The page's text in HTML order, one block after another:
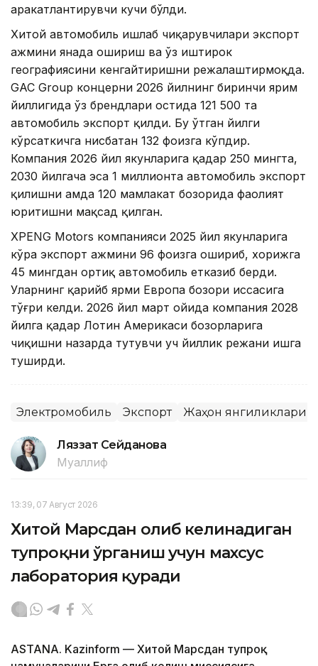
ҳаракатлантирувчи кучи бўлди.
Хитой автомобиль ишлаб чиқарувчилари экспорт
ҳажмини янада ошириш ва ўз иштирок
географиясини кенгайтиришни режалаштирмоқда.
GAC Group концерни 2026 йилнинг биринчи ярим
йиллигида ўз брендлари остида 121 500 та
автомобиль экспорт қилди. Бу ўтган йилги
кўрсаткичга нисбатан 132 фоизга кўпдир.
Компания 2026 йил якунларига қадар 250 мингта,
2030 йилгача эса 1 миллионта автомобиль экспорт
қилишни ҳамда 120 мамлакат бозорида фаолият
юритишни мақсад қилган.
XPENG Motors компанияси 2025 йил якунларига
кўра экспорт ҳажмини 96 фоизга ошириб, хорижга
45 мингдан ортиқ автомобиль етказиб берди.
Уларнинг қарийб ярми Европа бозори ҳиссасига
тўғри келди. 2026 йил март ойида компания 2028
йилга қадар Лотин Америкаси бозорларига
чиқишни назарда тутувчи уч йиллик режани ишга
туширди.
Электромобиль Экспорт Жаҳон янгиликлари
Ляззат Сейданова
Муаллиф
13:39, 07 Август 2026
Хитой Марсдан олиб келинадиган
тупроқни ўрганиш учун махсус
лаборатория қуради
ASTANA. Kazinform — Хитой Марсдан тупроқ